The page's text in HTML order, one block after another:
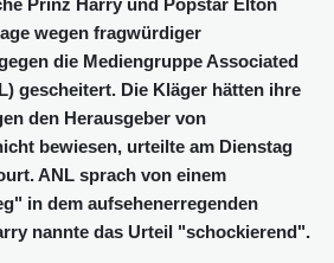
wegen fragwürdiger
die Mediengruppe Associated
gescheitert. Die Kläger hätten ihre
den Herausgeber von
bewiesen, urteilte am Dienstag
ANL sprach von einem
in dem aufsehenerregenden
nannte das Urteil "schockierend".